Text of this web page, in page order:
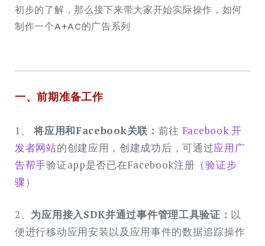
初步的了解，那么接下来带大家开始实际操作，如何
制作一个A+AC的广告系列
一、前期准备工作
1、将应用和Facebook关联： 前往 Facebook 开
发者网站的创建应用，创建成功后，可通过应用广
告帮手验证app是否已在Facebook注册（验证步
骤 ）
2、 为应用接入SDK并通过事件管理工具验证： 以
便进行移动应用安装以及应用事件的数据追踪操作